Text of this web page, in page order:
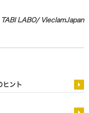
TABI LABO/ VieclamJapan
ヒント